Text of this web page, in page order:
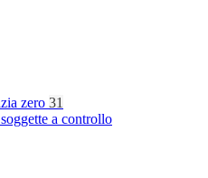
zero 31
a controllo